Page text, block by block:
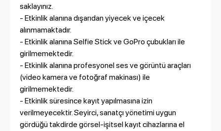
saklayınız.
- Etkinlik alanına dışarıdan yiyecek ve içecek
alınmamaktadır.
- Etkinlik alanına Selfie Stick ve GoPro çubukları ile
girilmemektedir.
- Etkinlik alanına profesyonel ses ve görüntü araçları
(video kamera ve fotoğraf makinası) ile
girilmemektedir.
- Etkinlik süresince kayıt yapılmasına izin
verilmeyecektir. Seyirci, sanatçı yönetimi uygun
gördüğü takdirde görsel-işitsel kayıt cihazlarına el